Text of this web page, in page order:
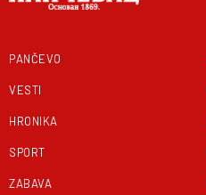
PANČEVO
VESTI
HRONIKA
SPORT
ZABAVA